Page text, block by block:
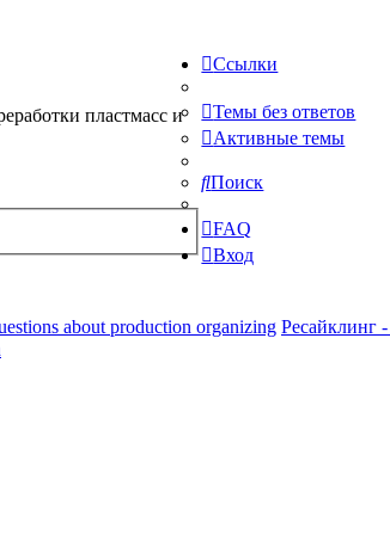
пластмасс и
Ссылки
Темы без ответов
Активные темы
Поиск
FAQ
Вход
about production organizing Ресайклинг